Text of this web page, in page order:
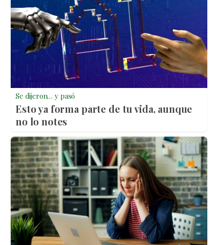
Se dijeron… y pasó
Esto ya forma parte de tu vida, aunque
no lo notes